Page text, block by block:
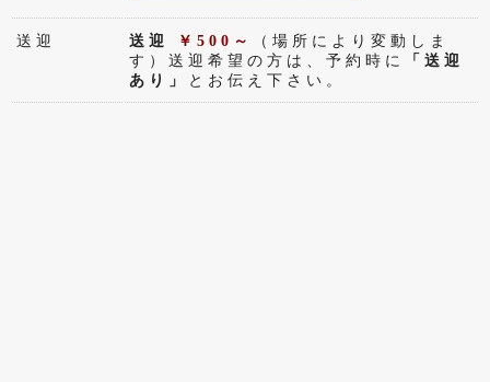
送迎 送迎 ￥500～
（場所により変動しま
す）送迎希望の方は、予約時に
「送迎
あり」
とお伝え下さい。